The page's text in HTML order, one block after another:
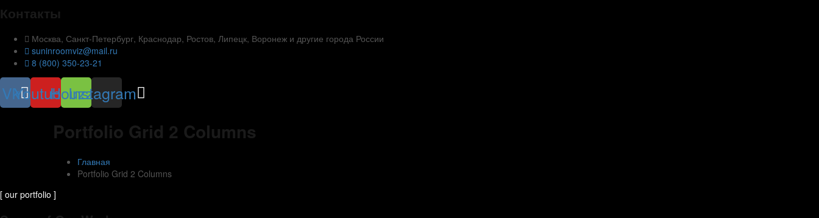
Контакты
Москва, Санкт-Петербург, Краснодар, Ростов, Липецк, Воронеж и другие города России
suninroomviz@mail.ru
8 (800) 350-23-21
VkYoutubeHouzz
Instagram
Portfolio Grid 2 Columns
Главная
Portfolio Grid 2 Columns
[ our portfolio ]